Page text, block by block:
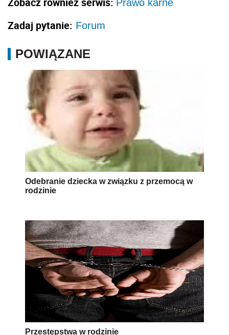
Prawo karne
Zadaj pytanie: Forum
POWIĄZANE
Odebranie dziecka w związku z przemocą w
rodzinie
Przestępstwa w rodzinie